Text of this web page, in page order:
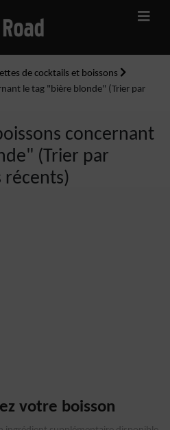
de cocktails et boissons
le tag "bière blonde" (Trier par
concernant
(Trier par
récents)
votre boisson